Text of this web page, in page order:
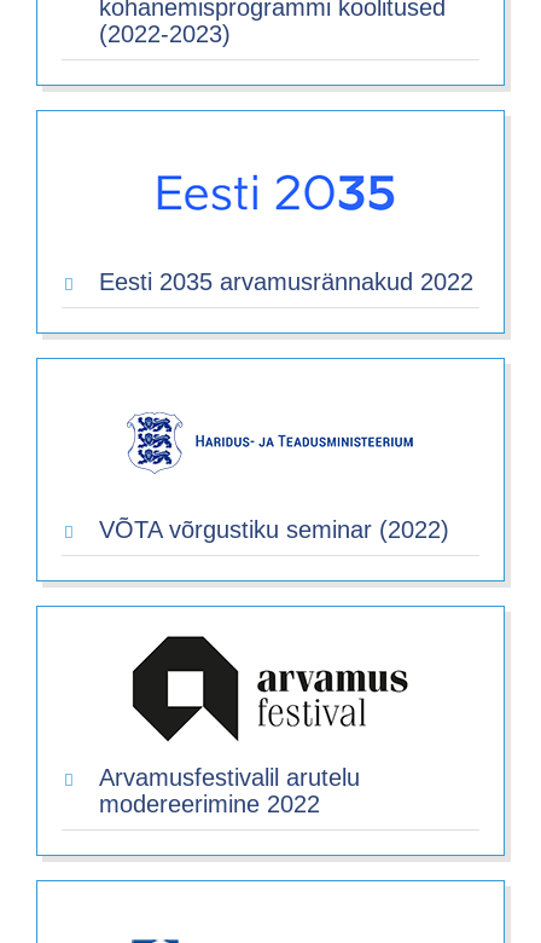
kohanemisprogrammi koolitused
(2022-2023)
Eesti 2035 arvamusrännakud 2022
VÕTA võrgustiku seminar (2022)
Arvamusfestivalil arutelu
modereerimine 2022